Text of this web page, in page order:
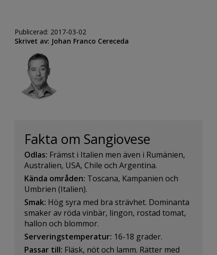
Publicerad: 2017-03-02
Skrivet av: Johan Franco Cereceda
Fakta om Sangiovese
Odlas: Främst i Italien men även i Rumänien,
Australien, USA, Chile och Argentina.
Kända områden: Toscana, Kampanien och
Umbrien (Italien).
Smak: Hög syra med bra strävhet. Dominanta
smaker av röda vinbär, lingon, rostad tomat,
hallon och blommor.
Serveringstemperatur: 16-18 grader.
Passar till: Fläsk, nöt och lamm. Rätter med